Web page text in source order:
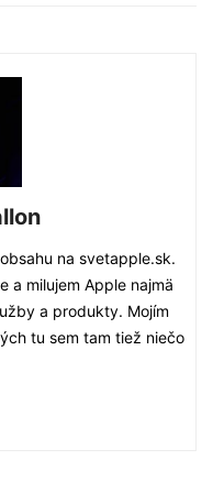
na svetapple.sk.
a milujem Apple najmä
a produkty. Mojím
tu sem tam tiež niečo